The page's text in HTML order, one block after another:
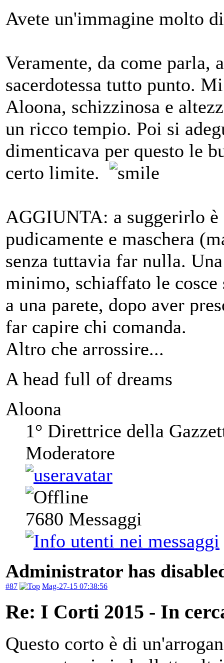
Avete un'immagine molto
Veramente, da come parla,
sacerdotessa tutto punto.
Aloona, schizzinosa e
un ricco tempio. Poi si
dimenticava per questo le
certo limite.
AGGIUNTA: a suggerirlo
pudicamente e maschera
senza tuttavia far nulla.
minimo, schiaffato le cosce
a una parete, dopo aver
far capire chi comanda.
Altro che arrossire...
A head full of dreams
Aloona
1° Direttrice della
Moderatore
7680 Messaggi
Administrator has
#87 Mag-27-15 07:38:56
Re: I Corti 2015 - In
Questo corto è di